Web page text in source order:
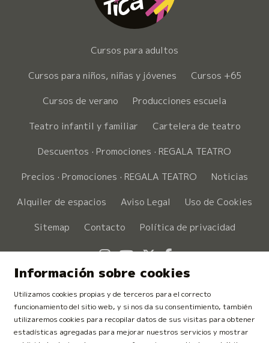
Cursos para adultos
Cursos para niños, niñas y jóvenes
Cursos +65
Cursos de verano
Producciones escuela
Teatro infantil y familiar
Cartelera de teatro
Descuentos · Promociones · REGALA TEATRO
Precios · Promociones · REGALA TEATRO
Noticias
Alquiler de espacios
Aviso Legal
Uso de Cookies
Sitemap
Contacto Política de privacidad
Link a instagram
Link a youtube
Link a twitter
Link a
Información sobre cookies
Utilizamos cookies propias y de terceros para el correcto
funcionamiento del sitio web, y si nos da su consentimiento, también
utilizaremos cookies para recopilar datos de sus visitas para obtener
estadísticas agregadas para mejorar nuestros servicios y mostrar